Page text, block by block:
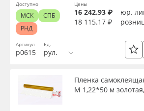
Артикул
р0615
Ед.
рул.
Цены
16 242.93 ₽
юр.
18 115.17 ₽
Доступно
МСК
СПБ
РНД
Пленка
M 1,22*50 м